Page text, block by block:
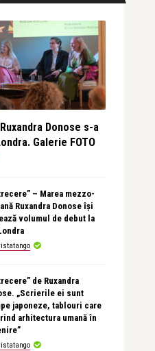
Donose s-a
Galerie FOTO
– Marea mezzo-
Ruxandra Donose își
volumul de debut la
de Ruxandra
„Scrierile ei sunt
japoneze, tablouri care
arhitectura umană în